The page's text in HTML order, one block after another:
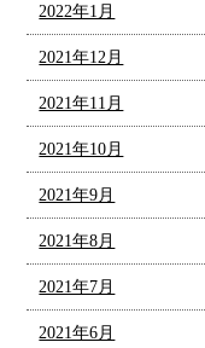
2022年1月
2021年12月
2021年11月
2021年10月
2021年9月
2021年8月
2021年7月
2021年6月